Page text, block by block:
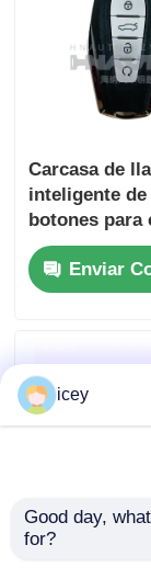
Carcasa de
inteligente de
botones para
Geely Atlas
Azkarra
cubierta de la
Enviar
icey
Good day,
for?